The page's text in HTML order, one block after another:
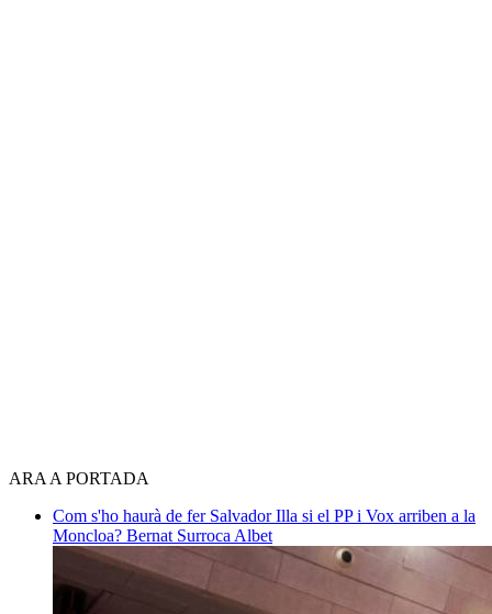
ARA A PORTADA
Com s'ho haurà de fer Salvador Illa si el PP i Vox arriben a la
Moncloa? Bernat Surroca Albet